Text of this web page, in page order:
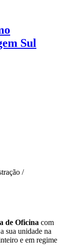
Sul
/
de Oficina com
sua unidade na
e em regime